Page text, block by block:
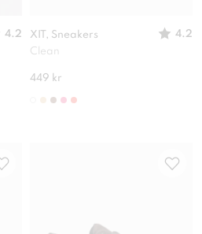
4.2
XIT, Sneakers
4.2
Clean
449 kr